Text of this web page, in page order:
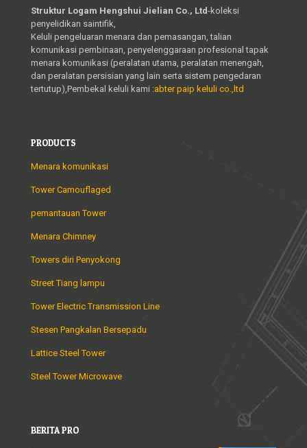
Struktur Logam Hengshui Jielian Co., Ltd-koleksi
penyelidikan saintifik,
Keluli pengeluaran menara dan pemasangan, talian
komunikasi pembinaan, penyelenggaraan profesional tapak
menara komunikasi (peralatan utama, peralatan menengah,
dan peralatan persisian yang lain serta sistem pengedaran
tertutup),Pembekal keluli kami :abter paip keluli co.,ltd
PRODUCTS
Menara komunikasi
Tower Camouflaged
pemantauan Tower
Menara Chimney
Towers diri Penyokong
Street Tiang lampu
Tower Electric Transmission Line
Stesen Pangkalan Bersepadu
Lattice Steel Tower
Steel Tower Microwave
BERITA PRO